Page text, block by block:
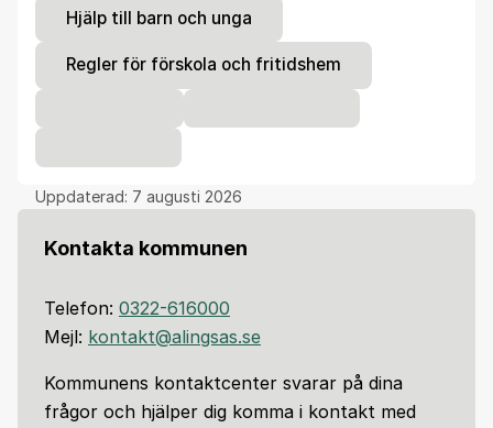
Hjälp till barn och unga
Regler för förskola och fritidshem
Uppdaterad: 7 augusti 2026
Kontakta kommunen
Telefon: 0322-616000
Mejl: kontakt@alingsas.se
Kommunens kontaktcenter svarar på dina
frågor och hjälper dig komma i kontakt med